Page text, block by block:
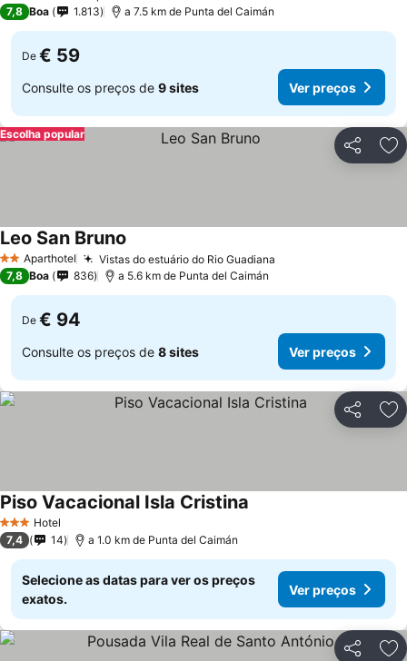
7,8 Boa 1.813 a 7.5 km de Punta del Caimán
De € 59
Consulte os preços de 9 sites Ver preços
Partilhar
Escolha popular
2 EstrelasAparthotel Vistas do estuário do Rio Guadiana
Leo San Bruno
7,8 Boa 836 a 5.6 km de Punta del Caimán
De € 94
Consulte os preços de 8 sites Ver preços
Partilhar
3 EstrelasHotel
Piso Vacacional Isla Cristina
7,4 14 a 1.0 km de Punta del Caimán
Selecione as datas para ver os preços
exatos.
Ver preços
Partilhar